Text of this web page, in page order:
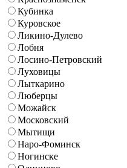
Кубинка
Куровское
Ликино-Дулево
Лобня
Лосино-Петровский
Луховицы
Лыткарино
Люберцы
Можайск
Московский
Мытищи
Наро-Фоминск
Ногинске